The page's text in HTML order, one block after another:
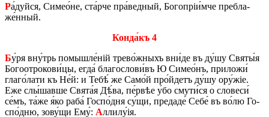
Ра́дуй­ся, Си­ме­о́­не, ста́р­че пра́­вед­ный, Бо­го­пріи́м­че пре­бла­
же́н­ный.
Кон­да́къ 4
Бу́ря вну́трь по­мыш­ле́ній тре­во́ж­ныхъ вни́­де въ ду́шу Святы́я
Бо­го­о­тро­ко­ви́­цы, егда́ бла­го­сло­ви́въ Ю Си­ме­о́нъ, при­ло­жи́
гла­го́­ла­ти къ Не́й: и Тебѣ́ же Са­мо́й про́й­детъ ду́шу ору́жіе.
Еже слы́­шав­ше Свята́я Дѣ́ва, пе́р­вѣе у́бо смути́­ся о сло­ве­си́
се́мъ, та́же я́ко раба́ Го­спо́д­ня су́щи, пре­да­де́ Себе́ въ во́лю Го­
спо́д­ню, зо­ву́­щи Ему́: Алли­лу́ія.